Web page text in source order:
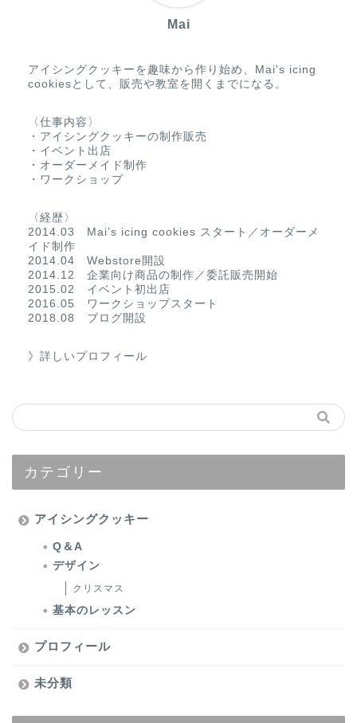
Mai
アイシングクッキーを趣味から作り始め、Mai's icing
cookiesとして、販売や教室を開くまでになる。
〈仕事内容〉
・アイシングクッキーの制作販売
・イベント出店
・オーダーメイド制作
・ワークショップ
〈経歴〉
2014.03 Mai’s icing cookies スタート／オーダーメ
イド制作
2014.04 Webstore開設
2014.12 企業向け商品の制作／委託販売開始
2015.02 イベント初出店
2016.05 ワークショップスタート
2018.08 ブログ開設
》詳しいプロフィール
カテゴリー
アイシングクッキー
Q＆A
デザイン
クリスマス
基本のレッスン
プロフィール
未分類